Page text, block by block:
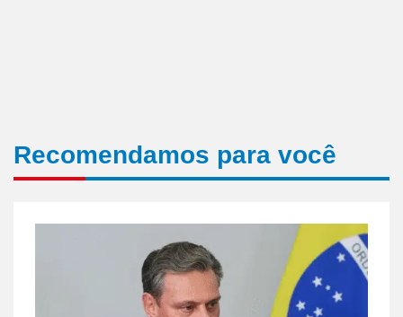
Recomendamos para você